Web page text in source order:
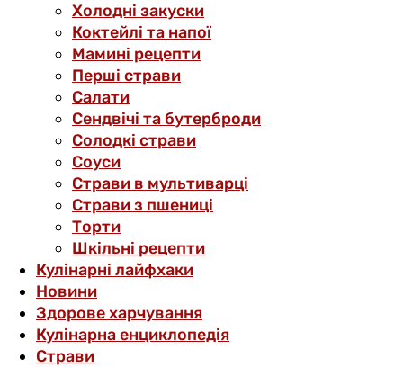
Холодні закуски
Коктейлі та напої
Мамині рецепти
Перші страви
Салати
Сендвічі та бутерброди
Солодкі страви
Соуси
Страви в мультиварці
Страви з пшениці
Торти
Шкільні рецепти
Кулінарні лайфхаки
Новини
Здорове харчування
Кулінарна енциклопедія
Страви